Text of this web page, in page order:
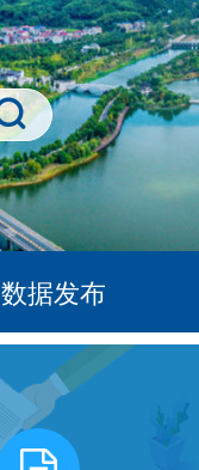
数据发布